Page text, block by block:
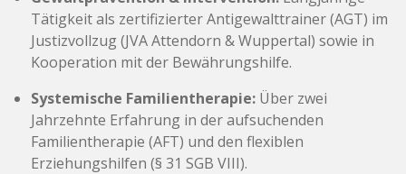
Tätigkeit als zertifizierter Antigewalttrainer (AGT) im
Justizvollzug (JVA Attendorn & Wuppertal) sowie in
Kooperation mit der Bewährungshilfe.
Systemische Familientherapie: Über zwei
Jahrzehnte Erfahrung in der aufsuchenden
Familientherapie (AFT) und den flexiblen
Erziehungshilfen (§ 31 SGB VIII).